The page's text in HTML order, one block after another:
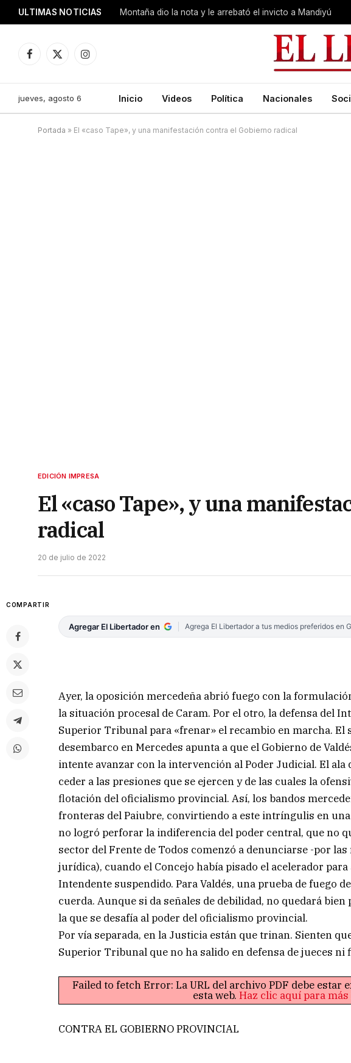
ULTIMAS NOTICIAS Montaña dio la nota y le arrebató el invicto a Mandiyú
Facebook
X
Instagram
jueves, agosto 6 Inicio Videos Política Nacionales
Portada » El «caso Tape», y una manifestación contra el Gobierno radical
EDICIÓN IMPRESA
El «caso Tape», y una
radical
20 de julio de 2022
COMPARTIR
Agregar El Libertador en Agrega El Libertador a tus medios preferidos en
Ayer, la oposición mercedeña abrió fuego con la
la situación procesal de Caram. Por el otro, la defensa del
Superior Tribunal para «frenar» el recambio en marcha. El
desembarco en Mercedes apunta a que el Gobierno de
intente avanzar con la intervención al Poder Judicial. El
ceder a las presiones que se ejercen y de las cuales la
flotación del oficialismo provincial. Así, los bandos
fronteras del Paiubre, convirtiendo a este intríngulis en
no logró perforar la indiferencia del poder central, que no
sector del Frente de Todos comenzó a denunciarse -por
jurídica), cuando el Concejo había pisado el acelerador
Intendente suspendido. Para Valdés, una prueba de fuego
cuerda. Aunque si da señales de debilidad, no quedará
la que se desafía al poder del oficialismo provincial.
Por vía separada, en la Justicia están que trinan. Sienten
Superior Tribunal que no ha salido en defensa de jueces ni
Failed to fetch Error: La URL del archivo PDF debe
esta web. Haz clic aquí para
CONTRA EL GOBIERNO PROVINCIAL